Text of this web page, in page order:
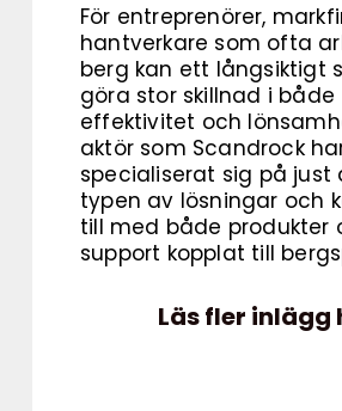
För entreprenörer,
hantverkare som ofta
berg kan ett långsiktigt
göra stor skillnad i både
effektivitet och
aktör som Scandrock
specialiserat sig på just
typen av lösningar och
till med både produkter
support kopplat till
Läs fler inlägg